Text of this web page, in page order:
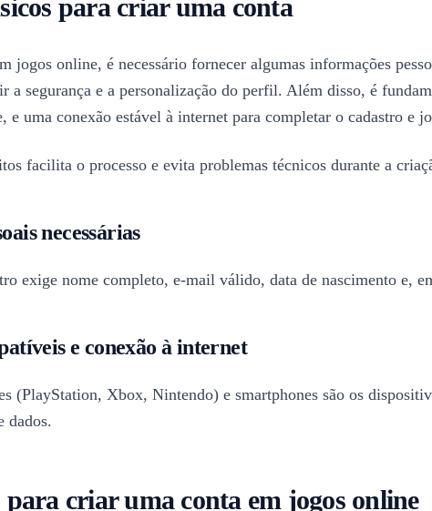
para criar uma conta
jogos online, é necessário fornecer algumas informações
a segurança e a personalização do perfil. Além disso, é
e uma conexão estável à internet para completar o cadastro e
facilita o processo e evita problemas técnicos durante a
necessárias
exige nome completo, e-mail válido, data de nascimento e,
e conexão à internet
(PlayStation, Xbox, Nintendo) e smartphones são os
dados.
para criar uma conta em jogos online